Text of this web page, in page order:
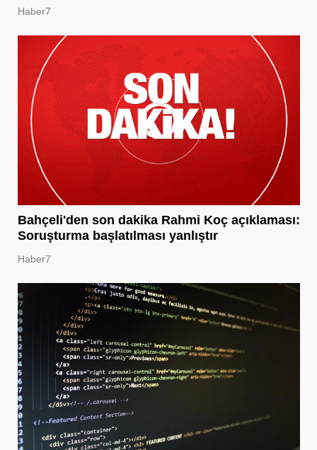
Haber7
Bahçeli'den son dakika Rahmi Koç açıklaması:
Soruşturma başlatılması yanlıştır
Haber7